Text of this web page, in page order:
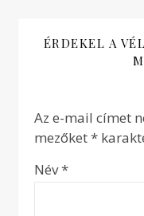
ÉRDEKEL A
Az e-mail címet
mezőket*
Név*